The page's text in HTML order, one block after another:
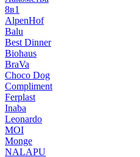
8в1
AlpenHof
Balu
Best Dinner
Biohaus
BraVa
Choco Dog
Compliment
Ferplast
Inaba
Leonardo
MOI
Monge
NALAPU